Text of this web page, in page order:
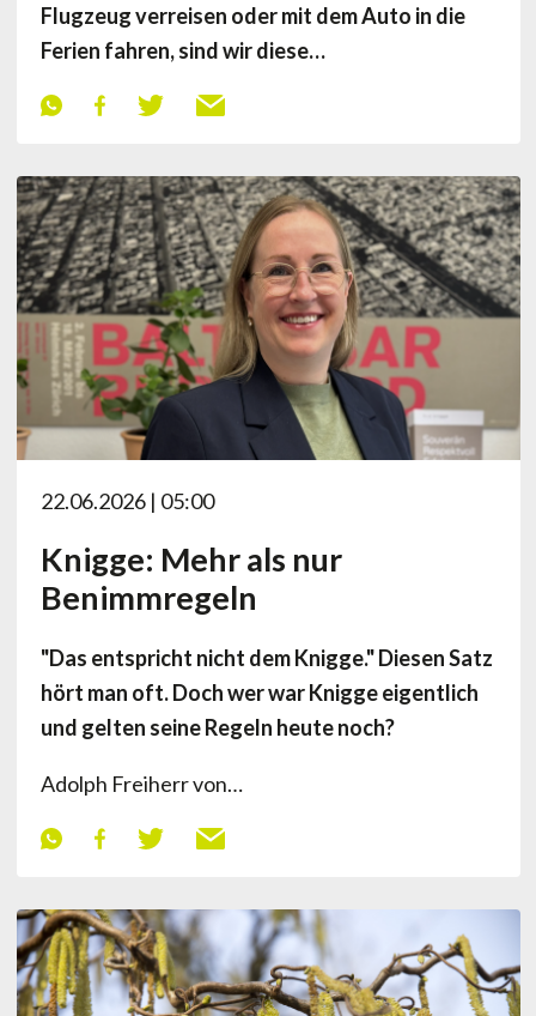
Flugzeug verreisen oder mit dem Auto in die
Ferien fahren, sind wir diese…
22.06.2026 | 05:00
Knigge: Mehr als nur
Benimmregeln
"Das entspricht nicht dem Knigge." Diesen Satz
hört man oft. Doch wer war Knigge eigentlich
und gelten seine Regeln heute noch?
Adolph Freiherr von…